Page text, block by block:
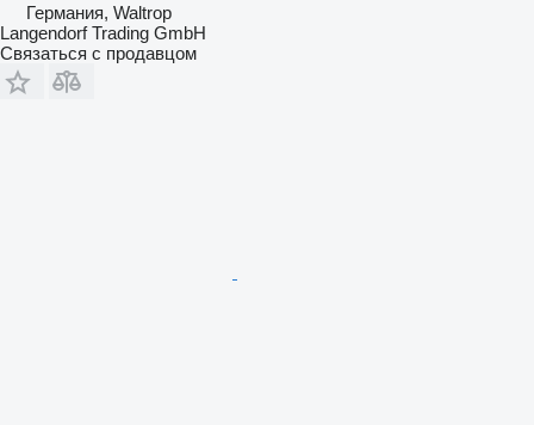
Германия, Waltrop
Langendorf Trading GmbH
Связаться с продавцом